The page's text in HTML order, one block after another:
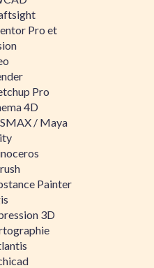
Pro et
Pro
4D
/ Maya
Painter
3D